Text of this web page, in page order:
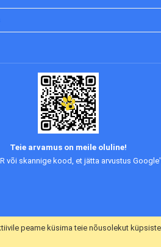
peame küsima teie nõusolekut
Teie arvamus on meile oluline!
või skannige kood, et jätta arvustus